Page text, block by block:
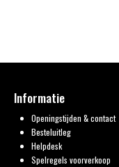
Informatie
Openingstijden & contact
Besteluitleg
Helpdesk
Spelregels voorverkoop